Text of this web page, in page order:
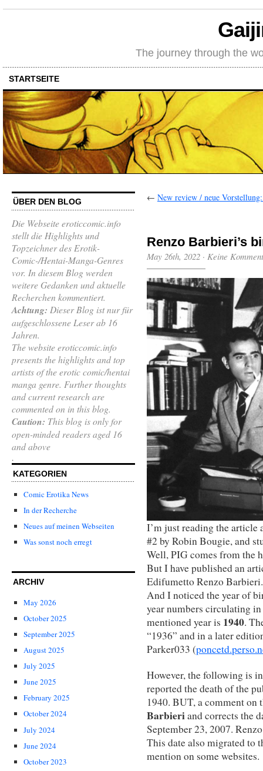
The journey through the
STARTSEITE
ÜBER DEN BLOG
Die Webseite eroticcomic.info
stellt die Highlights und
Topzeichner des Erotik-
Comic-/Hentai-Manga-Genres
vor. In diesem Blog werden
weitere Gedanken und aktuelle
Recherchen kommentiert.
Achtung: Dieser Blog ist nur für
aufgeschlossene Leser ab 16
Jahren.
The website eroticcomic.info
presents the highlights and top
artists of the erotic comic/hentai
manga genre. Further thoughts
and current research are
commented on in this blog.
Caution: This blog is only for
open-minded readers aged 16
and above
.
KATEGORIEN
Comic Erotika News
In der Recherche
Neues auf meinen Webseiten
Was sonst noch erregt
ARCHIV
May 2026
October 2025
September 2025
August 2025
July 2025
June 2025
February 2025
October 2024
July 2024
June 2024
October 2023
← New review / neue
Renzo Barbieri’s
May 26th, 2022 · Keine
I’m just reading the
#2 by Robin Bougie, and
Well, PIG comes from the
But I have published an
Edifumetto Renzo Barbieri.
And I noticed the year of
year numbers circulating
mentioned year is 1940.
“1936” and in a later
Parker033 (
However, the following is
reported the death of the
1940. BUT, a comment
Barbieriand corrects the
September 23, 2007.
This date also migrated to
mention on some websites.